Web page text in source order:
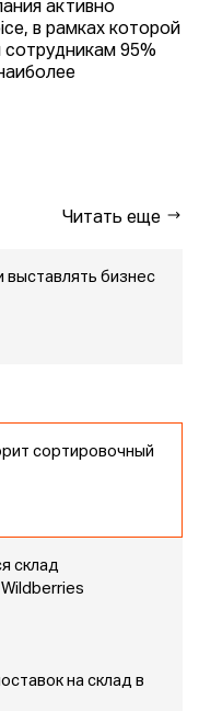
активно
в рамках которой
95%
Читать еще
выставлять бизнес
сортировочный
склад
на склад в